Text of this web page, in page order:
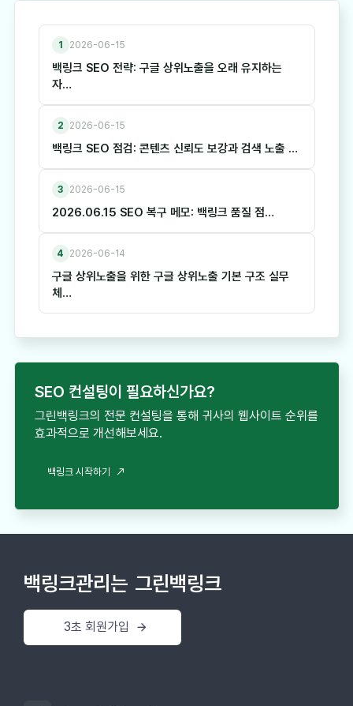
1 2026-06-15
백링크 SEO 전략: 구글 상위노출을 오래 유지하는
자…
2 2026-06-15
백링크 SEO 점검: 콘텐츠 신뢰도 보강과 검색 노출 …
3 2026-06-15
2026.06.15 SEO 복구 메모: 백링크 품질 점…
4 2026-06-14
구글 상위노출을 위한 구글 상위노출 기본 구조 실무
체…
SEO 컨설팅이 필요하신가요?
그린백링크의 전문 컨설팅을 통해 귀사의 웹사이트 순위를
효과적으로 개선해보세요.
백링크 시작하기
백링크관리는 그린백링크
3초 회원가입